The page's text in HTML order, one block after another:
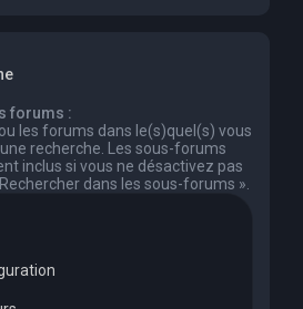
forums :
les forums dans le(s)quel(s) vous
recherche. Les sous-forums
inclus si vous ne désactivez pas
dans les sous-forums ».